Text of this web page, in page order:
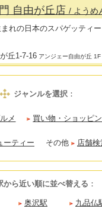
自由が丘店/ ようめ
れの日本のスパゲッティー
丘1-7-16 アンジェー自由が丘 1F
ジャンルを選択：
メ 買い物・ショッピ
ーティー その他 店舗
から近い順に並べ替える ：
奥沢駅 九品仏